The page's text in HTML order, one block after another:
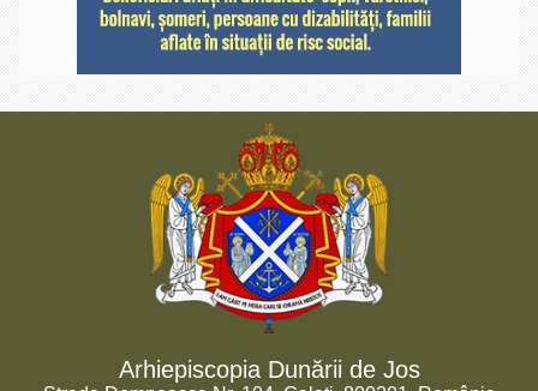
Arhiepiscopia Dunării de Jos